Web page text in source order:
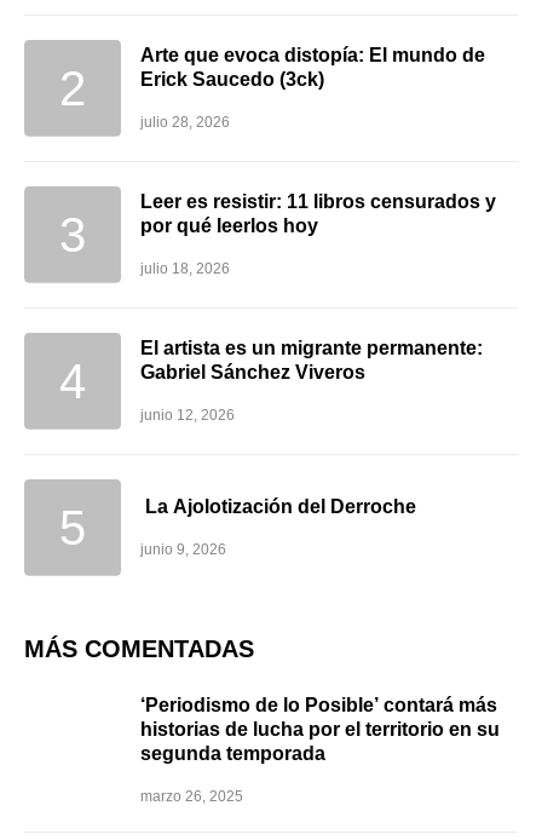
Arte que evoca distopía: El mundo de
Erick Saucedo (3ck)
julio 28, 2026
Leer es resistir: 11 libros censurados y
por qué leerlos hoy
julio 18, 2026
El artista es un migrante permanente:
Gabriel Sánchez Viveros
junio 12, 2026
La Ajolotización del Derroche
junio 9, 2026
MÁS COMENTADAS
‘Periodismo de lo Posible’ contará más
historias de lucha por el territorio en su
segunda temporada
marzo 26, 2025